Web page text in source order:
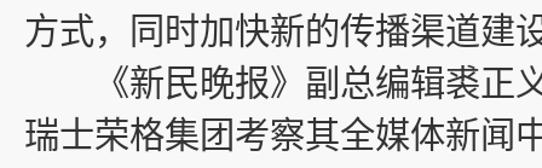
方式，同时加快新的传播渠道建
《新民晚报》副总编辑裘正
瑞士荣格集团考察其全媒体新